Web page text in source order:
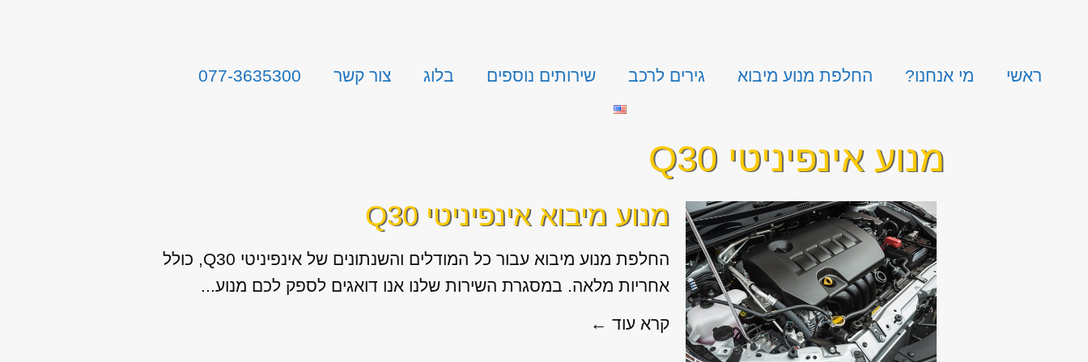
ראשי מי אנחנו? החלפת מנוע מיבוא גירים לרכב שירותים נוספים בלוג צור קשר 077-3635300
מנוע אינפיניטי Q30
מנוע מיבוא אינפיניטי Q30
החלפת מנוע מיבוא עבור כל המודלים והשנתונים של אינפיניטי Q30, כולל
אחריות מלאה. במסגרת השירות שלנו אנו דואגים לספק לכם מנוע...
קרא עוד ←